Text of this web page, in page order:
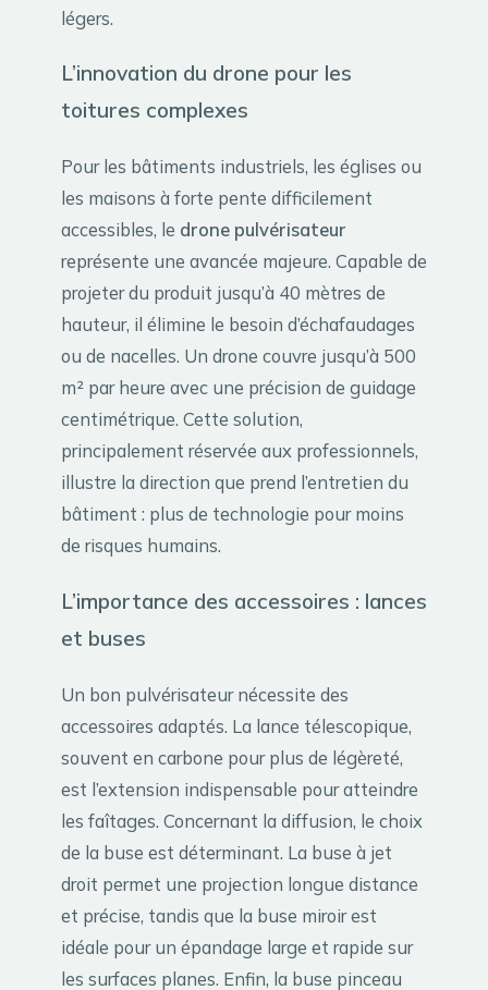
légers.
L’innovation du drone pour les
toitures complexes
Pour les bâtiments industriels, les églises ou
les maisons à forte pente difficilement
accessibles, le drone pulvérisateur
représente une avancée majeure. Capable de
projeter du produit jusqu’à 40 mètres de
hauteur, il élimine le besoin d’échafaudages
ou de nacelles. Un drone couvre jusqu’à 500
m² par heure avec une précision de guidage
centimétrique. Cette solution,
principalement réservée aux professionnels,
illustre la direction que prend l’entretien du
bâtiment : plus de technologie pour moins
de risques humains.
L’importance des accessoires : lances
et buses
Un bon pulvérisateur nécessite des
accessoires adaptés. La lance télescopique,
souvent en carbone pour plus de légèreté,
est l’extension indispensable pour atteindre
les faîtages. Concernant la diffusion, le choix
de la buse est déterminant. La buse à jet
droit permet une projection longue distance
et précise, tandis que la buse miroir est
idéale pour un épandage large et rapide sur
les surfaces planes. Enfin, la buse pinceau